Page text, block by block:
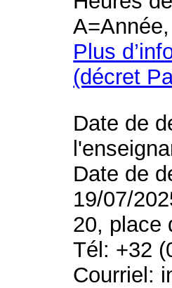
Plus
(décret
Date de
Date de
19/07/
20, place
Tél: +32
Courriel: